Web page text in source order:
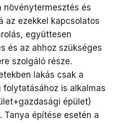
növénytermesztés és
az ezekkel kapcsolatos
együttesen
és az ahhoz szükséges
szolgáló része.
lakás csak a
is alkalmas
épület)
Tanya építése esetén a